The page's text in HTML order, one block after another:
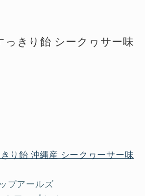
っきり飴 シークヮサー味
り飴 沖縄産 シークヮーサー味
プアールズ